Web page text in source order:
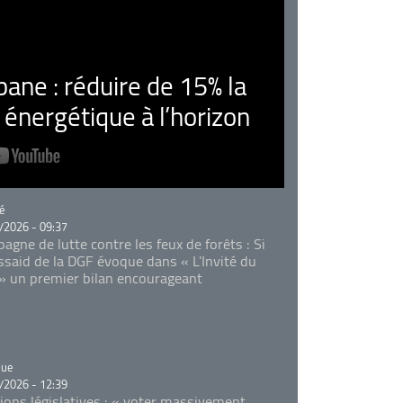
: réduire de 15% la
à l’horizon
- 09:37
de lutte contre les feux de forêts : Si
de la DGF évoque dans « L'Invité du
un premier bilan encourageant
- 12:39